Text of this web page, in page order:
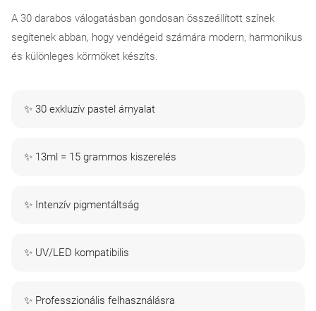
A 30 darabos válogatásban gondosan összeállított színek
segítenek abban, hogy vendégeid számára modern, harmonikus
és különleges körmöket készíts.
✨ 30 exkluzív pastel árnyalat
✨ 13ml = 15 grammos kiszerelés
✨ Intenzív pigmentáltság
✨ UV/LED kompatibilis
✨ Professzionális felhasználásra